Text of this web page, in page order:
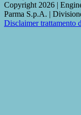
Copyright 2026 |
Parma S.p.A. |
Disclaimer trattamento